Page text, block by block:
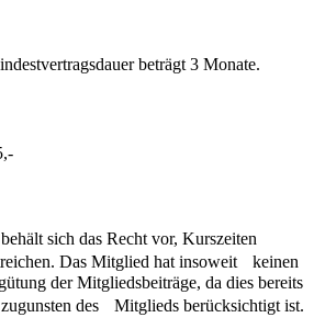
beträgt 3 Monate.
sich das Recht vor, Kurszeiten
Das Mitglied hat insoweit keinen
der Mitgliedsbeiträge, da dies bereits
des Mitglieds berücksichtigt ist.